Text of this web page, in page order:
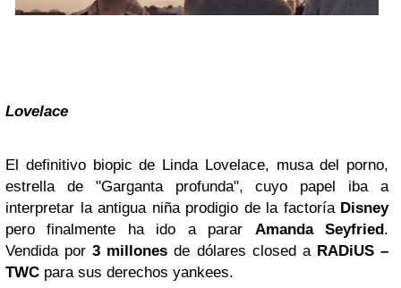
Lovelace
El definitivo biopic de Linda Lovelace, musa del porno,
estrella de "Garganta profunda", cuyo papel iba a
interpretar la antigua niña prodigio de la factoría Disney
pero finalmente ha ido a parar Amanda Seyfried .
Vendida por3 millones de dólares closed a RADiUS –
TWC para sus derechos yankees.